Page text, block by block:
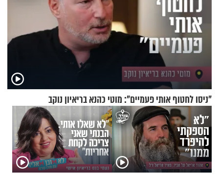
"ניסו לחטוף אותי פעמיים": מוטי כהנא בריאיון נוקב